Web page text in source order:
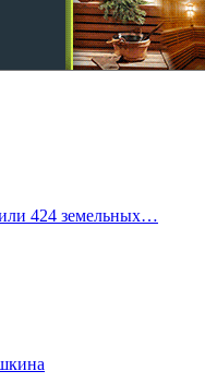
424 земельных…